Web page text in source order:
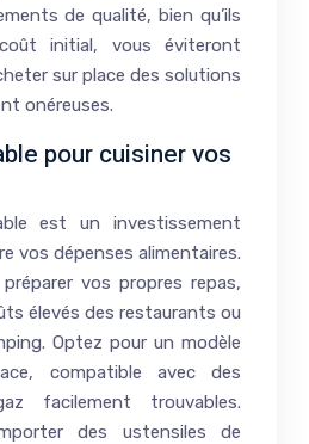
de qualité, bien qu’ils
initial, vous éviteront
sur place des solutions
onéreuses.
pour cuisiner vos
est un investissement
vos dépenses alimentaires.
vos propres repas,
élevés des restaurants ou
Optez pour un modèle
compatible avec des
facilement trouvables.
des ustensiles de